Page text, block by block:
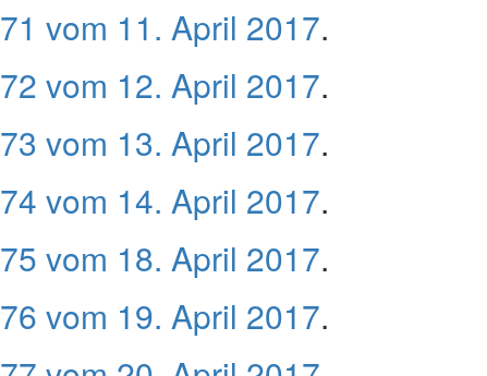
71 vom 11. April 2017.
72 vom 12. April 2017.
73 vom 13. April 2017.
74 vom 14. April 2017.
75 vom 18. April 2017.
76 vom 19. April 2017.